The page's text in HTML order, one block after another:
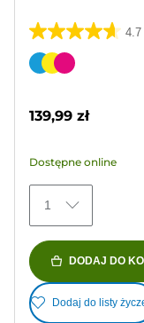
4.7
4.7
na
576
Wkład
139,99 zł
Dostępne online
1
DODAJ DO
Dodaj do listy